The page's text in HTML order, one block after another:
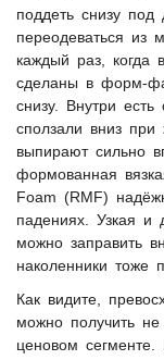
поддеть снизу
переодеваться из
каждый раз, когда
сделаны в форм-
снизу. Внутри
сползали вниз при
выпирают сильно
формованная
Foam (RMF)
падениях. Узкая и
можно заправить
наколенники тоже
Как видите,
можно получить
ценовом сегменте.